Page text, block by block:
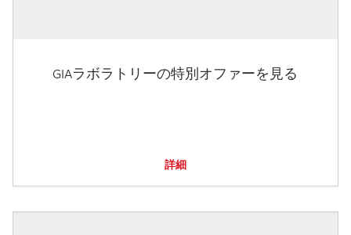
GIAラボラトリーの特別オファーを見る
詳細